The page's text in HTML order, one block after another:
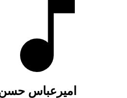
امیرعباس